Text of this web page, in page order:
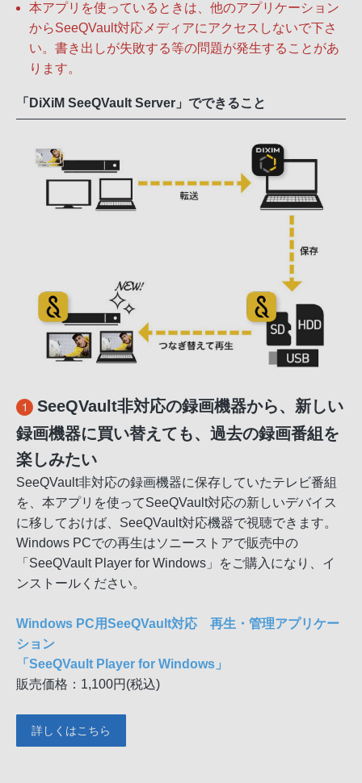
本アプリを使っているときは、他のアプリケーション
からSeeQVault対応メディアにアクセスしないで下さ
い。書き出しが失敗する等の問題が発生することがあ
ります。
「DiXiM SeeQVault Server」でできること
SeeQVault非対応の録画機器から、新しい
録画機器に買い替えても、過去の録画番組を
楽しみたい
SeeQVault非対応の録画機器に保存していたテレビ番組
を、本アプリを使ってSeeQVault対応の新しいデバイス
に移しておけば、SeeQVault対応機器で視聴できます。
Windows PCでの再生はソニーストアで販売中の
「SeeQVault Player for Windows」をご購入になり、イ
ンストールください。
Windows PC用SeeQVault対応 再生・管理アプリケー
ション
「SeeQVault Player for Windows」
販売価格：1,100円(税込)
詳しくはこちら